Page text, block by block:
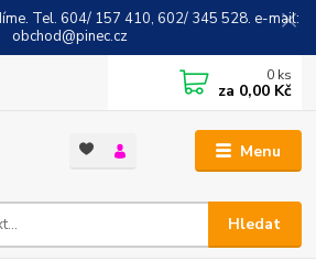
Tel. 604/ 157 410, 602/ 345 528. e-mail:
obchod@pinec.cz
Menu
Hledat
0 ks
za 0,00 Kč